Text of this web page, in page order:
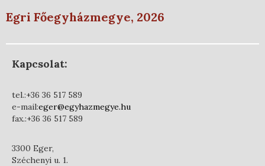
Egri Főegyházmegye, 2026
Kapcsolat:
tel.:+36 36 517 589
e-mail:eger@egyhazmegye.hu
fax.:+36 36 517 589
3300 Eger,
Széchenyi u. 1.